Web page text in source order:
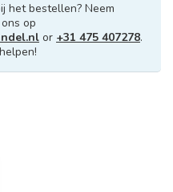
het bestellen? Neem
op
or +31 475 407278.